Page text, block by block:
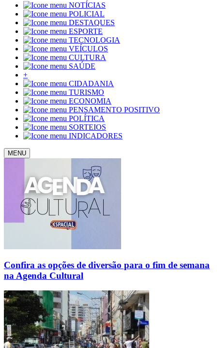
NOTÍCIAS
POLICIAL
DESTAQUES
ESPORTE
TECNOLOGIA
VEÍCULOS
CULTURA
SAÚDE
+
CIDADANIA
TURISMO
ECONOMIA
PENSAMENTO POSITIVO
POLÍTICA
SORTEIOS
INDICADORES
MENU
Confira as opções de diversão para o fim de semana
na Agenda Cultural